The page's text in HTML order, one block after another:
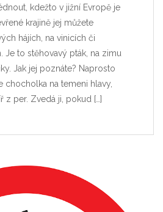
kdežto v jižní Evropě je
krajině jej můžete
hájích, na vinicích či
Je to stěhovavý pták, na zimu
Jak jej poznáte? Naprosto
chocholka na temeni hlavy,
z per. Zvedá ji, pokud […]